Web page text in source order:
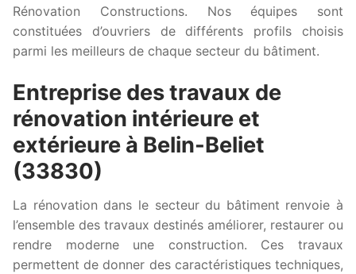
Rénovation Constructions. Nos équipes sont
constituées d’ouvriers de différents profils choisis
parmi les meilleurs de chaque secteur du bâtiment.
Entreprise des travaux de
rénovation intérieure et
extérieure à Belin-Beliet
(33830)
La rénovation dans le secteur du bâtiment renvoie à
l’ensemble des travaux destinés améliorer, restaurer ou
rendre moderne une construction. Ces travaux
permettent de donner des caractéristiques techniques,